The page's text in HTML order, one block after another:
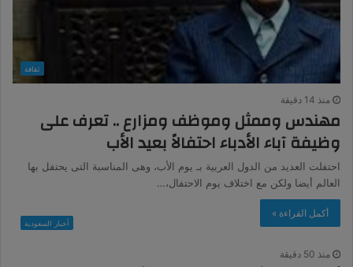
ثقافة
منذ 14 دقيقة
مهندس وممثل وموظف ومزارع .. تعرف على
وظيفة آباء الأدباء احتفالاً بعيد الأب
احتفلت العديد من الدول العربية بـ يوم الأب، وهى المناسبة التى يحتفل بها
العالم أيضا ولكن مع اختلاف يوم الاحتفال،…
أكمل القراءة »
أخبار السعودية
منذ 50 دقيقة